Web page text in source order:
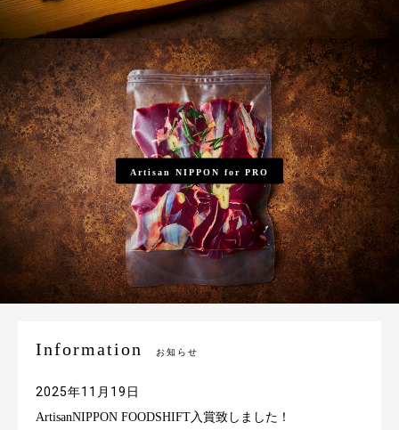
Artisan NIPPON for PRO
Information お知らせ
2025年11月19日
ArtisanNIPPON FOODSHIFT入賞致しました！